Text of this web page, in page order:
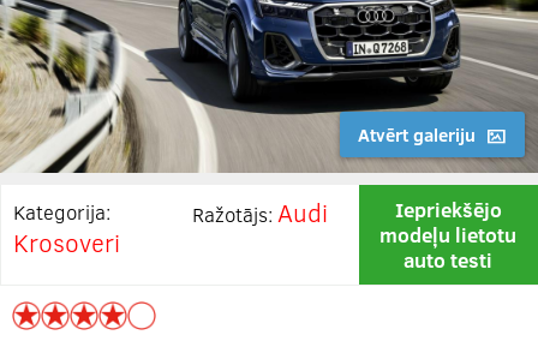
Atvērt galeriju
Kategorija:
Krosoveri
Ražotājs: Audi
Iepriekšējo
modeļu lietotu
auto testi